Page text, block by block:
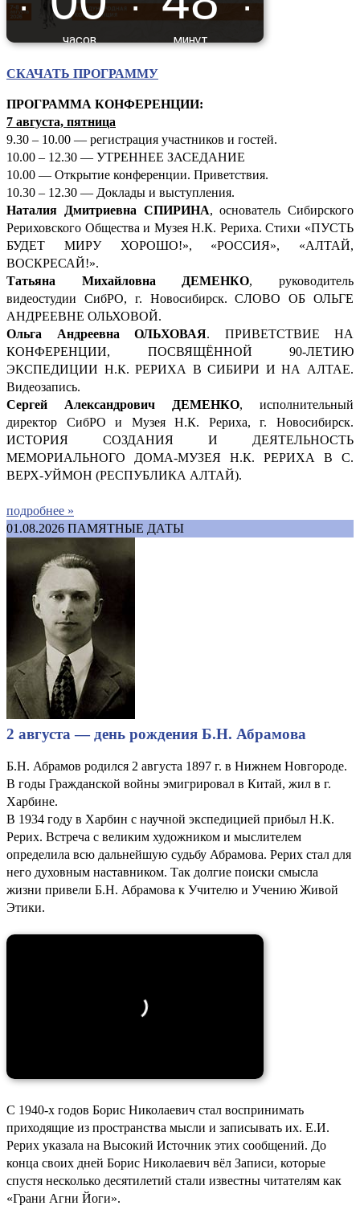
СКАЧАТЬ ПРОГРАММУ
ПРОГРАММА КОНФЕРЕНЦИИ:
7 августа, пятница
9.30 – 10.00 — регистрация участников и гостей.
10.00 – 12.30 — УТРЕННЕЕ ЗАСЕДАНИЕ
10.00 — Открытие конференции. Приветствия.
10.30 – 12.30 — Доклады и выступления.
Наталия Дмитриевна СПИРИНА, основатель Сибирского
Рериховского Общества и Музея Н.К. Рериха. Стихи «ПУСТЬ
БУДЕТ МИРУ ХОРОШО!», «РОССИЯ», «АЛТАЙ,
ВОСКРЕСАЙ!».
Татьяна Михайловна ДЕМЕНКО, руководитель
видеостудии СибРО, г. Новосибирск. СЛОВО ОБ ОЛЬГЕ
АНДРЕЕВНЕ ОЛЬХОВОЙ.
Ольга Андреевна ОЛЬХОВАЯ. ПРИВЕТСТВИЕ НА
КОНФЕРЕНЦИИ, ПОСВЯЩЁННОЙ 90-ЛЕТИЮ
ЭКСПЕДИЦИИ Н.К. РЕРИХА В СИБИРИ И НА АЛТАЕ.
Видеозапись.
Сергей Александрович ДЕМЕНКО, исполнительный
директор СибРО и Музея Н.К. Рериха, г. Новосибирск.
ИСТОРИЯ СОЗДАНИЯ И ДЕЯТЕЛЬНОСТЬ
МЕМОРИАЛЬНОГО ДОМА-МУЗЕЯ Н.К. РЕРИХА В С.
ВЕРХ-УЙМОН (РЕСПУБЛИКА АЛТАЙ).
подробнее »
01.08.2026 ПАМЯТНЫЕ ДАТЫ
2 августа — день рождения Б.Н. Абрамова
Б.Н. Абрамов родился 2 августа 1897 г. в Нижнем Новгороде.
В годы Гражданской войны эмигрировал в Китай, жил в г.
Харбине.
В 1934 году в Харбин с научной экспедицией прибыл Н.К.
Рерих. Встреча с великим художником и мыслителем
определила всю дальнейшую судьбу Абрамова. Рерих стал для
него духовным наставником. Так долгие поиски смысла
жизни привели Б.Н. Абрамова к Учителю и Учению Живой
Этики.
С 1940-х годов Борис Николаевич стал воспринимать
приходящие из пространства мысли и записывать их. Е.И.
Рерих указала на Высокий Источник этих сообщений. До
конца своих дней Борис Николаевич вёл Записи, которые
спустя несколько десятилетий стали известны читателям как
«Грани Агни Йоги».